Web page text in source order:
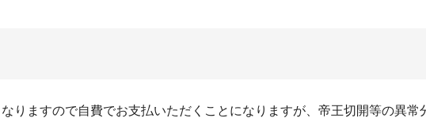
りますので自費でお支払いただくことになりますが、帝王切開等の異